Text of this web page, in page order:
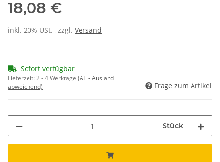
18,08 €
inkl. 20% USt. , zzgl. Versand
Sofort verfügbar
Lieferzeit:2 - 4 Werktage (AT - Ausland
abweichend)
Frage zum Artikel
Stück